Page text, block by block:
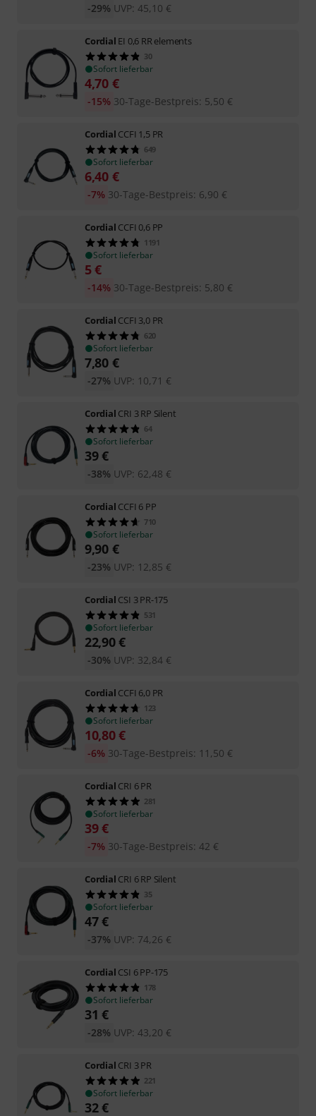
UVP: 45,10 €
-29%
Cordial EI 0,6 RR elements
30
Sofort lieferbar
4,70 €
30-Tage-Bestpreis: 5,50 €
-15%
Cordial CCFI 1,5 PR
649
Sofort lieferbar
6,40 €
30-Tage-Bestpreis: 6,90 €
-7%
Cordial CCFI 0,6 PP
1191
Sofort lieferbar
5€
30-Tage-Bestpreis: 5,80 €
-14%
Cordial CCFI 3,0 PR
620
Sofort lieferbar
7,80 €
UVP: 10,71 €
-27%
Cordial CRI 3 RP Silent
64
Sofort lieferbar
39€
UVP: 62,48 €
-38%
Cordial CCFI 6 PP
710
Sofort lieferbar
9,90 €
UVP: 12,85 €
-23%
Cordial CSI 3 PR-175
531
Sofort lieferbar
22,90€
UVP: 32,84 €
-30%
Cordial CCFI 6,0 PR
123
Sofort lieferbar
10,80€
30-Tage-Bestpreis: 11,50 €
-6%
Cordial CRI 6 PR
281
Sofort lieferbar
39€
30-Tage-Bestpreis: 42 €
-7%
Cordial CRI 6 RP Silent
35
Sofort lieferbar
47€
UVP: 74,26 €
-37%
Cordial CSI 6 PP-175
178
Sofort lieferbar
31 €
UVP: 43,20 €
-28%
Cordial CRI 3 PR
221
Sofort lieferbar
32€